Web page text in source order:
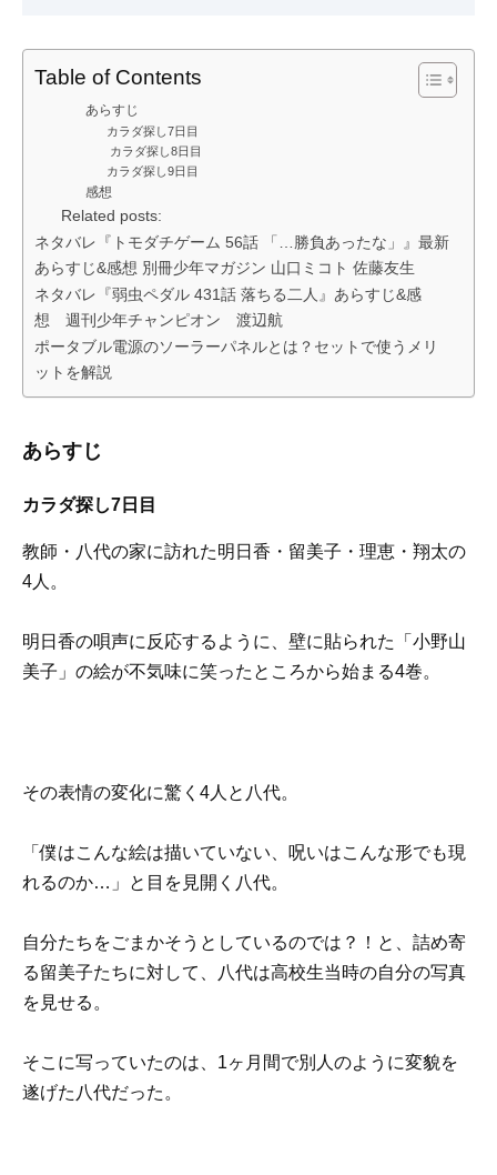
Table of Contents
あらすじ
カラダ探し7日目
カラダ探し8日目
カラダ探し9日目
感想
Related posts:
ネタバレ『トモダチゲーム 56話 「…勝負あったな」』最新
あらすじ&感想 別冊少年マガジン 山口ミコト 佐藤友生
ネタバレ『弱虫ペダル 431話 落ちる二人』あらすじ&感
想 週刊少年チャンピオン 渡辺航
ポータブル電源のソーラーパネルとは？セットで使うメリ
ットを解説
あらすじ
カラダ探し7日目
教師・八代の家に訪れた明日香・留美子・理恵・翔太の
4人。
明日香の唄声に反応するように、壁に貼られた「小野山
美子」の絵が不気味に笑ったところから始まる4巻。
その表情の変化に驚く4人と八代。
「僕はこんな絵は描いていない、呪いはこんな形でも現
れるのか…」と目を見開く八代。
自分たちをごまかそうとしているのでは？！と、詰め寄
る留美子たちに対して、八代は高校生当時の自分の写真
を見せる。
そこに写っていたのは、1ヶ月間で別人のように変貌を
遂げた八代だった。